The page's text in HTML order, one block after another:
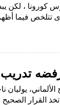
، لكن
تتلخص فيما
تدريب